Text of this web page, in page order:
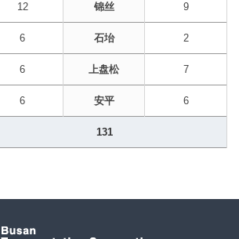
131
12 锦丝 9
6 石坮 2
6 上盘松 7
6 安平 6